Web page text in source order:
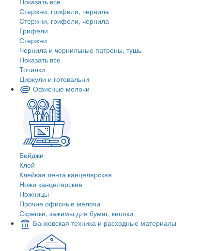
Стержни, грифели, чернила
Стержни, грифели, чернила
Грифели
Стержни
Чернила и чернильные патроны, тушь
Показать все
Точилки
Циркули и готовальни
Офисные мелочи
Бейджи
Клей
Клейкая лента канцелярская
Ножи канцелярские
Ножницы
Прочие офисные мелочи
Скрепки, зажимы для бумаг, кнопки
Банковская техника и расходные материалы